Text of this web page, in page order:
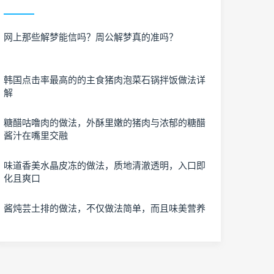
网上那些解梦能信吗？周公解梦真的准吗？
韩国点击率最高的的主食猪肉泡菜石锅拌饭做法详
解
糖醋咕噜肉的做法，外酥里嫩的猪肉与浓郁的糖醋
酱汁在嘴里交融
味道香美水晶皮冻的做法，质地清澈透明，入口即
化且爽口
酱炖芸土排的做法，不仅做法简单，而且味美营养